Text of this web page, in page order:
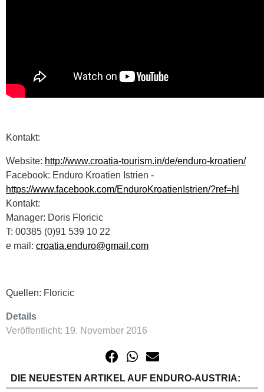
Kontakt:
Website: http://www.croatia-tourism.in/de/enduro-kroatien/
Facebook: Enduro Kroatien Istrien -
https://www.facebook.com/EnduroKroatienIstrien/?ref=hl
Kontakt:
Manager: Doris Floricic
T: 00385 (0)91 539 10 22
e mail: croatia.enduro@gmail.com
Quellen: Floricic
Details
Veröffentlicht: 19. November 2016
DIE NEUESTEN ARTIKEL AUF ENDURO-AUSTRIA: